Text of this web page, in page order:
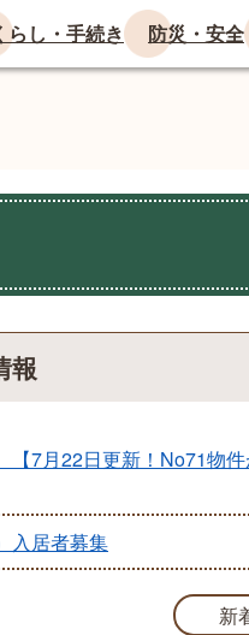
らし・手続き 防災・安全
報
7月22日更新！No71物件
入居者募集
新